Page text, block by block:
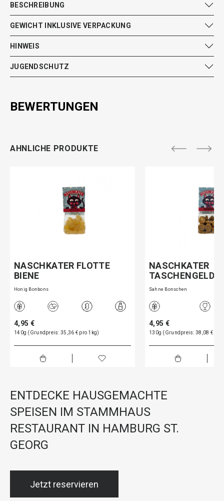
BESCHREIBUNG
GEWICHT INKLUSIVE VERPACKUNG
HINWEIS
JUGENDSCHUTZ
BEWERTUNGEN
AHNLICHE PRODUKTE
NASCHKATER FLOTTE
BIENE
Honig Bonbons
4,95 €
140g (Grundpreis: 35,36 € pro 1kg)
NASCHKATER
TASCHENGELD
Sahne Bonschen
4,95 €
130g (Grundpreis: 38,08 € pro
ENTDECKE HAUSGEMACHTE
SPEISEN IM STAMMHAUS
RESTAURANT IN HAMBURG ST.
GEORG
Jetzt reservieren